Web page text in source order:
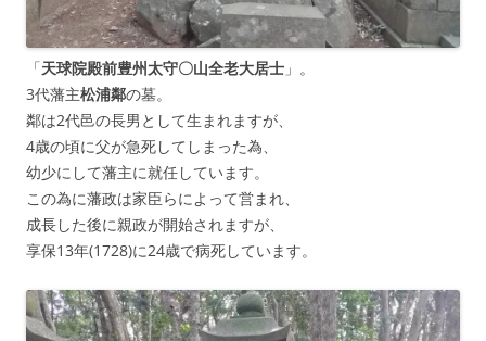
「天球院殿前豊州太守〇山全老大居士 」。
3代藩主松浦鄰の墓。
鄰は2代邑の長男として生まれますが、
4歳の頃に父が急死してしまった為、
幼少にして藩主に就任しています。
この為に藩政は家臣らによって営まれ、
成長した後に親政が開始されますが、
享保13年(1728)に24歳で病死しています。